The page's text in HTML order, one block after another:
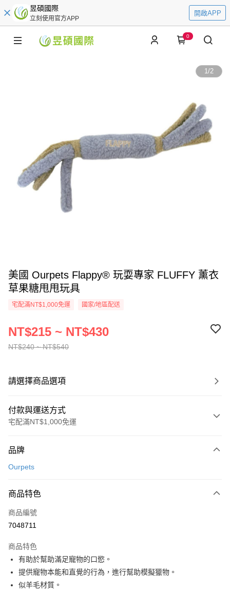
昱碩國際
立刻使用官方APP
開啟APP
0
1/2
美國 Ourpets Flappy® 玩耍專家 FLUFFY 薰衣
草果糖甩甩玩具
宅配滿NT$1,000免運 國家/地區配送
NT$240 ~ NT$540
NT$215 ~ NT$430
請選擇商品選項
付款與運送方式
宅配滿NT$1,000免運
信用卡一次付款
Apple Pay
Google Pay
新竹貨運宅配
每筆NT$100，滿NT$1,000(含以上)免運費
祥億貨運
品牌
Ourpets
商品特色
商品編號
7048711
商品特色
有助於幫助滿足寵物的口慾。
提供寵物本能和直覺的行為，進行幫助模擬獵物。
似羊毛材質。